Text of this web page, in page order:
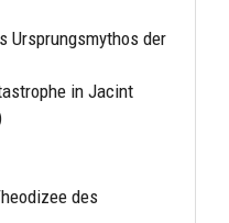
Ursprungsmythos der
in Jacint
des